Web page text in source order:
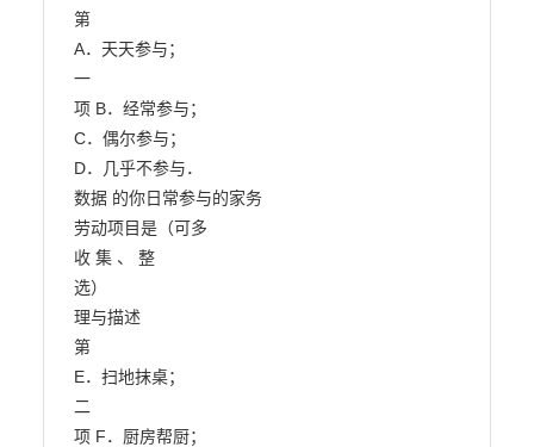
第
A．天天参与；
一
项 B．经常参与；
C．偶尔参与；
D．几乎不参与．
数据 的你日常参与的家务
劳动项目是（可多
收 集 、 整
选）
理与描述
第
E．扫地抹桌；
二
项 F．厨房帮厨；